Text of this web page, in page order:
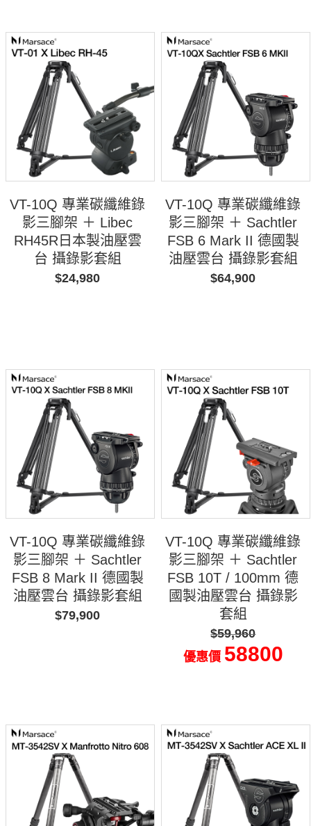
VT-10Q 專業碳纖維錄
影三腳架 ＋ Libec
RH45R日本製油壓雲
台 攝錄影套組
$24,980
VT-10Q 專業碳纖維錄
影三腳架 ＋ Sachtler
FSB 6 Mark II 德國製
油壓雲台 攝錄影套組
$64,900
VT-10Q 專業碳纖維錄
影三腳架 ＋ Sachtler
FSB 8 Mark II 德國製
油壓雲台 攝錄影套組
$79,900
VT-10Q 專業碳纖維錄
影三腳架 ＋ Sachtler
FSB 10T / 100mm 德
國製油壓雲台 攝錄影
套組
$59,960
優惠價 58800